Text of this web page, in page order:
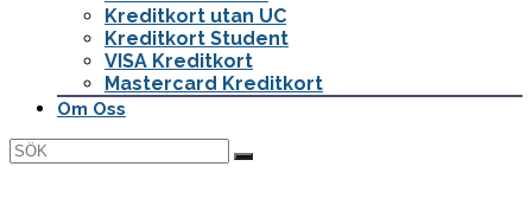
Kreditkort utan UC
Kreditkort Student
VISA Kreditkort
Mastercard Kreditkort
Om Oss